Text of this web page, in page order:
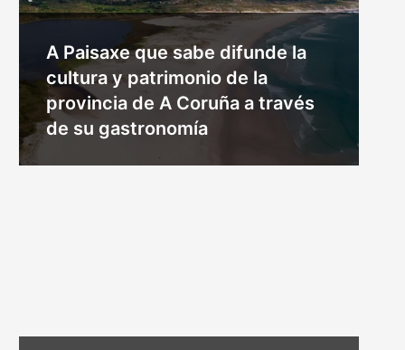
A Paisaxe que sabe difunde la
cultura y patrimonio de la
provincia de A Coruña a través
de su gastronomía